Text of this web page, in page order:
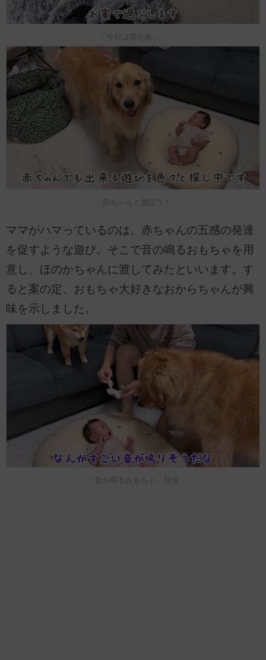
「今日は雨かあ…」
「赤ちゃんと遊ぼう！
ママがハマっているのは、赤ちゃんの五感の発達
を促すような遊び。そこで音の鳴るおもちゃを用
意し、ほのかちゃんに渡してみたといいます。す
ると案の定、おもちゃ大好きなおからちゃんが興
味を示しました。
「音が鳴るおもちゃ、登場